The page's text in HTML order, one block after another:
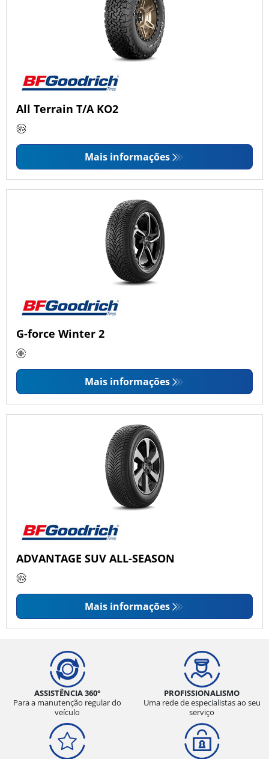
All Terrain T/A KO2
Mais informações
G-force Winter 2
Mais informações
ADVANTAGE SUV ALL-SEASON
Mais informações
ASSISTÊNCIA 360°
Para a manutenção regular do
veículo
PROFISSIONALISMO
Uma rede de especialistas ao seu
serviço